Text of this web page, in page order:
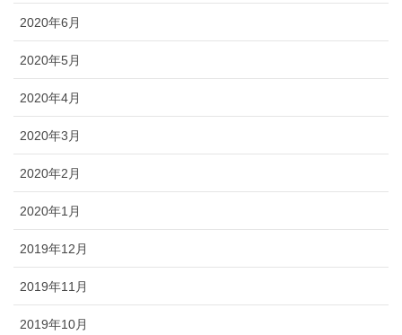
2020年6月
2020年5月
2020年4月
2020年3月
2020年2月
2020年1月
2019年12月
2019年11月
2019年10月